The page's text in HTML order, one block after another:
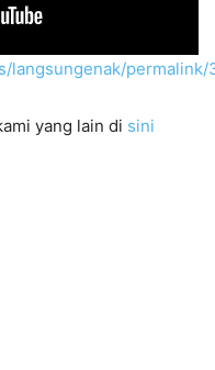
langsungenak/
yang lain di sini